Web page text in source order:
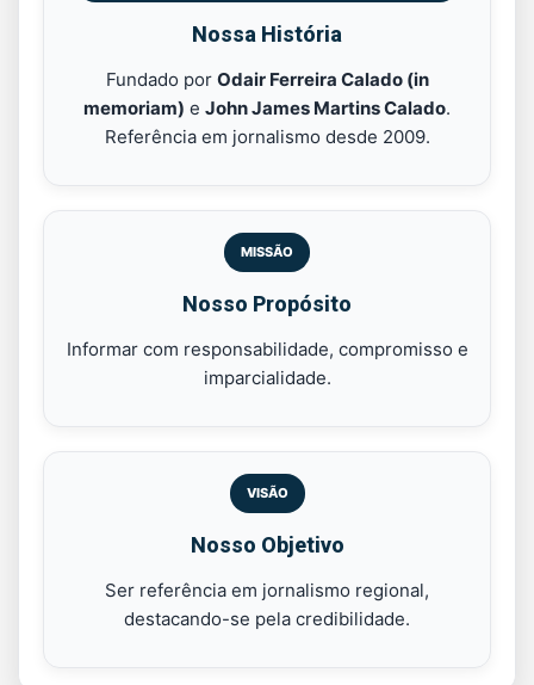
Nossa História
Fundado por Odair Ferreira Calado (in
memoriam) e John James Martins Calado.
Referência em jornalismo desde 2009.
MISSÃO
Nosso Propósito
Informar com responsabilidade, compromisso e
imparcialidade.
VISÃO
Nosso Objetivo
Ser referência em jornalismo regional,
destacando-se pela credibilidade.